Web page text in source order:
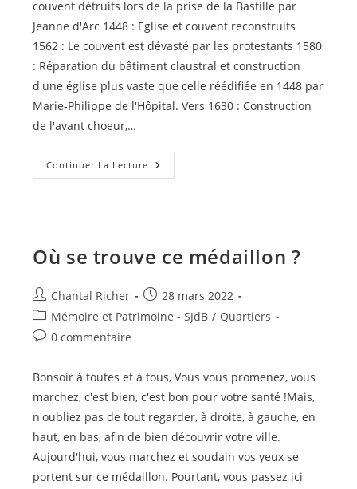
couvent détruits lors de la prise de la Bastille par
Jeanne d'Arc 1448 : Eglise et couvent reconstruits
1562 : Le couvent est dévasté par les protestants 1580
: Réparation du bâtiment claustral et construction
d'une église plus vaste que celle réédifiée en 1448 par
Marie-Philippe de l'Hôpital. Vers 1630 : Construction
de l'avant choeur,…
Continuer La Lecture Le
Château
Où se trouve ce médaillon ?
Auteur/autrice
de
la
publication :
Chantal Richer
Publication
publiée :
28 mars 2022
Post
category:
Mémoire et Patrimoine - SJdB / Quartiers
Commentaires
la
0 commentaire
Bonsoir à toutes et à tous, Vous vous promenez, vous
marchez, c'est bien, c'est bon pour votre santé !Mais,
n'oubliez pas de tout regarder, à droite, à gauche, en
haut, en bas, afin de bien découvrir votre ville.
Aujourd'hui, vous marchez et soudain vos yeux se
portent sur ce médaillon. Pourtant, vous passez ici